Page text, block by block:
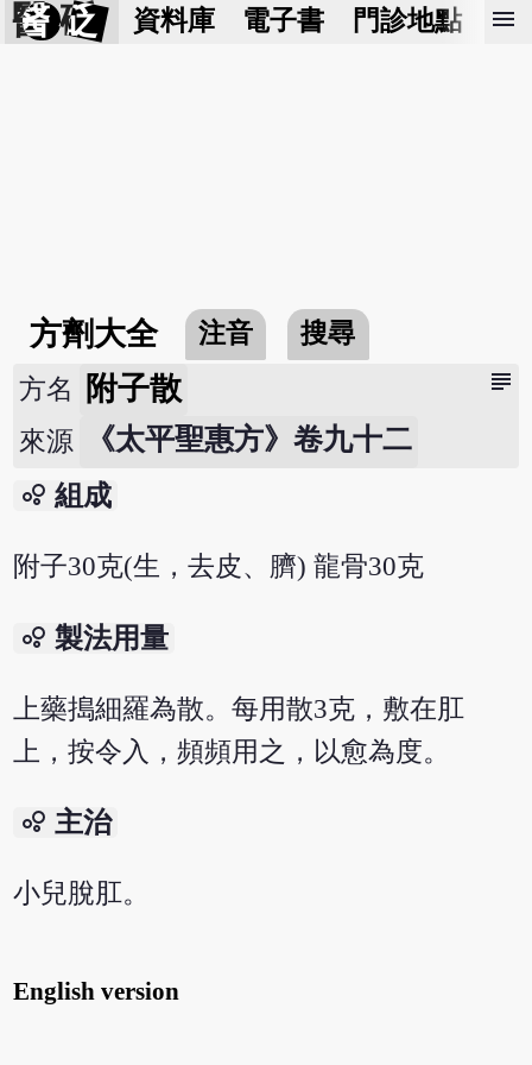
醫 砭 資料庫 電子書 門診地點 預
menu
方劑大全 注音 搜尋
subject
方名 附子散
來源 《太平聖惠方》卷九十二
bubble_chart 組成
附子30克(生，去皮、臍) 龍骨30克
bubble_chart 製法用量
上藥搗細羅為散。每用散3克，敷在肛
上，按令入，頻頻用之，以愈為度。
bubble_chart 主治
小兒脫肛。
English version